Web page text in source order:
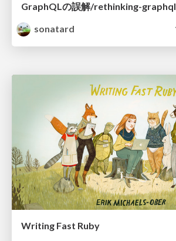
GraphQLの誤解/rethinking-graphql
sonatard
Writing Fast Ruby